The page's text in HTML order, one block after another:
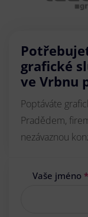
grafické
ve Vrbnu
Poptáváte
Pradědem,
nezávaznou
Vaše jméno *